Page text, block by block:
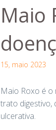
Maio
15, maio 2023
Maio Roxo é o
trato digestivo,
ulcerativa.